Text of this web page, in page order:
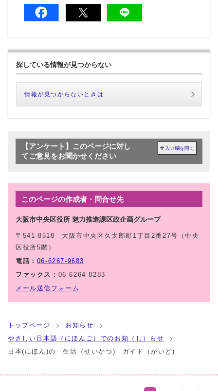
探している情報が見つからない
情報が見つからないときは
【アンケート】このページに対し
てご意見をお聞かせください
入力欄を開く
このページの作成者・問合せ先
大阪市中央区役所 魅力推進課区政企画グループ
〒541-8518 大阪市中央区久太郎町1丁目2番27号（中央
区役所5階）
電話： 06-6267-9683
ファックス： 06-6264-8283
メール送信フォーム
トップページ
お知らせ
やさしい日本語（にほんご）でのお知（し）らせ
日本(にほん)の 生活（せいかつ) ガイド（がいど)